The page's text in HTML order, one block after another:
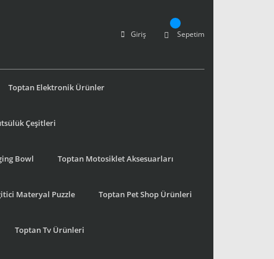
Giriş Sepetim
Toptan Elektronik Ürünler
Çeşitleri
Bowl Toptan Motosiklet Aksesuarları
Materyal Puzzle Toptan Pet Shop Ürünleri
Toptan Tv Ürünleri